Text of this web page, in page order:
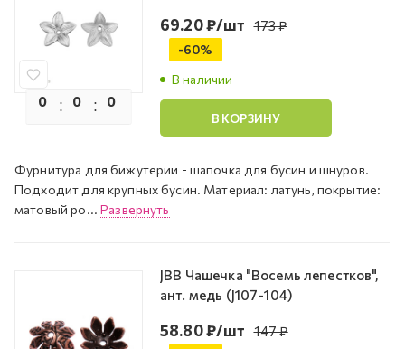
0 0 0
В наличии
69.20₽/шт 173₽
-60%
В КОРЗИНУ
Фурнитура для бижутерии - шапочка для бусин и шнуров.
Подходит для крупных бусин. Материал: латунь, покрытие:
матовый ро...Развернуть
JBB Чашечка "Восемь лепестков",
ант. медь (J107-104)
58.80₽/шт 147₽